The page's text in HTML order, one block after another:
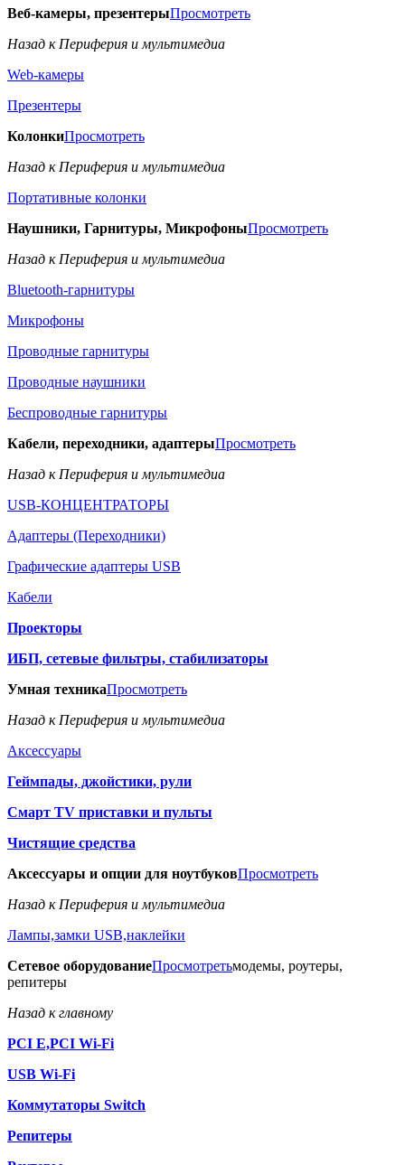
Веб-камеры, презентерыПросмотреть
Назад к Периферия и мультимедиа
Web-камеры
Презентеры
КолонкиПросмотреть
Назад к Периферия и мультимедиа
Портативные колонки
Наушники, Гарнитуры, МикрофоныПросмотреть
Назад к Периферия и мультимедиа
Bluetooth-гарнитуры
Микрофоны
Проводные гарнитуры
Проводные наушники
Беспроводные гарнитуры
Кабели, переходники, адаптерыПросмотреть
Назад к Периферия и мультимедиа
USB-КОНЦЕНТРАТОРЫ
Адаптеры (Переходники)
Графические адаптеры USB
Кабели
Проекторы
ИБП, сетевые фильтры, стабилизаторы
Умная техникаПросмотреть
Назад к Периферия и мультимедиа
Аксессуары
Геймпады, джойстики, рули
Смарт TV приставки и пульты
Чистящие средства
Аксессуары и опции для ноутбуковПросмотреть
Назад к Периферия и мультимедиа
Лампы,замки USB,наклейки
Сетевое оборудованиеПросмотретьмодемы, роутеры,
репитеры
Назад к главному
PCI E,PCI Wi-Fi
USB Wi-Fi
Коммутаторы Switch
Репитеры